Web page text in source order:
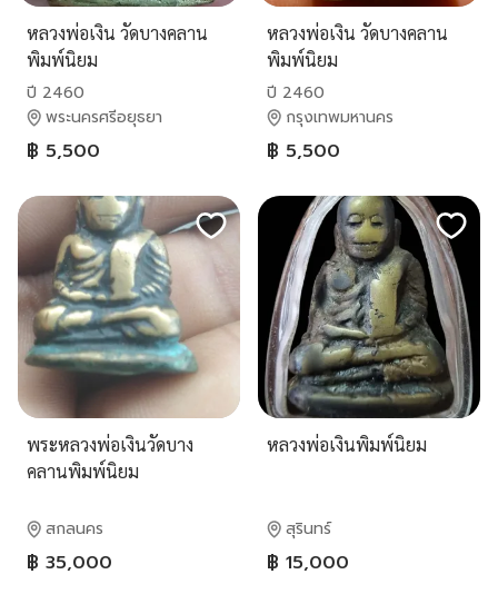
หลวงพ่อเงิน วัดบางคลาน
พิมพ์นิยม
ปี 2460
พระนครศรีอยุธยา
฿ 5,500
หลวงพ่อเงิน วัดบางคลาน
พิมพ์นิยม
ปี 2460
กรุงเทพมหานคร
฿ 5,500
พระหลวงพ่อเงินวัดบาง
คลานพิมพ์นิยม
สกลนคร
฿ 35,000
หลวงพ่อเงินพิมพ์นิยม
สุรินทร์
฿ 15,000